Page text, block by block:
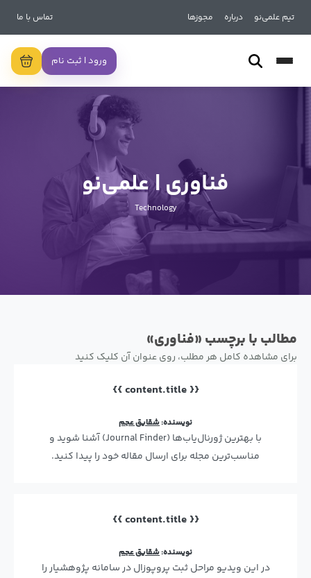
تیم علمی‌نو درباره مجوزها تماس با ما
ورود | ثبت نام
فناوری | علمی‌نو
Technology
مطالب با برچسب «فناوری»
برای مشاهده کامل هر مطلب، روی عنوان آن کلیک کنید
{{ content.title }}
نویسنده:شقایق عجم
با بهترین ژورنال‌یاب‌ها (Journal Finder) آشنا شوید و
مناسب‌ترین مجله برای ارسال مقاله خود را پیدا کنید.
{{ content.title }}
نویسنده:شقایق عجم
در این ویدیو مراحل ثبت پروپوزال در سامانه پژوهشیار را